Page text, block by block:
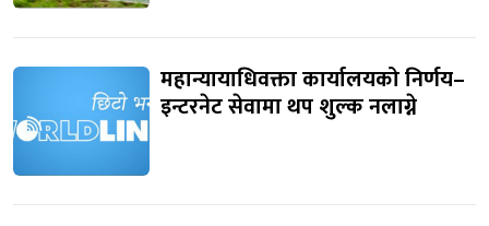
महान्यायाधिवक्ता कार्यालयको निर्णय–
इन्टरनेट सेवामा थप शुल्क नलाग्ने